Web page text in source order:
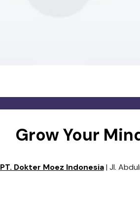
Grow Your
PT. Dokter Moez Indonesia| Jl.